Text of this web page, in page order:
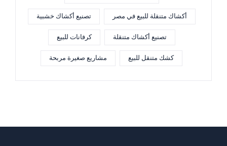
أكشاك متنقلة للبيع في مصر تصنيع أكشاك خشبية
تصنيع أكشاك متنقلة كرفانات للبيع
كشك متنقل للبيع مشاريع صغيرة مربحة